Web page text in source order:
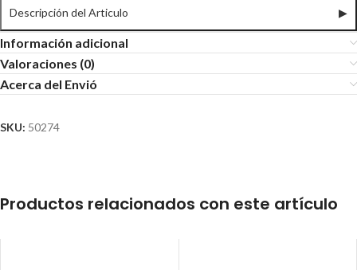
Descripción del Articulo ▶
Información adicional
Valoraciones (0)
Acerca del Envió
SKU: 50274
Productos relacionados con este artículo